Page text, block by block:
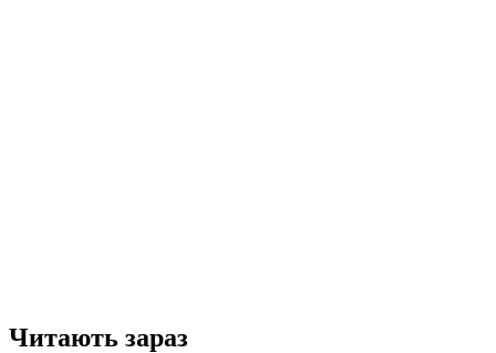
Читають зараз